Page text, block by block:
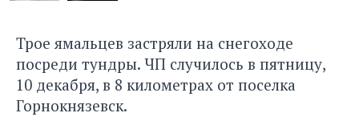
Трое ямальцев застряли на снегоходе
посреди тундры. ЧП случилось в пятницу,
10 декабря, в 8 километрах от поселка
Горнокнязевск.